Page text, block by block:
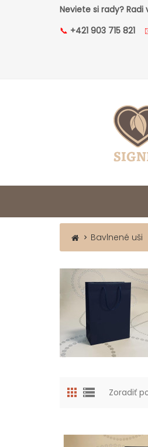
Neviete si rady?
📞 +421 903 715 821
Bavlnené uši
Zoradiť